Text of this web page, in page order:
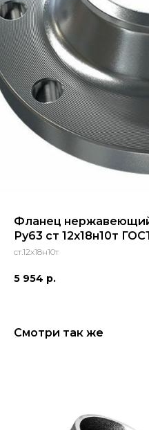
Фланец
Ру63 ст 12х18н10т
ст.12х18н10т
5 954 р.
Смотри так же